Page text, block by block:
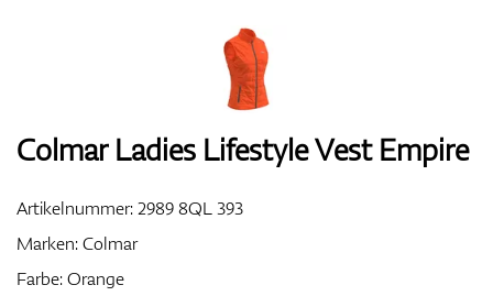
Bags
Colmar Ladies Lifestyle Vest Empire
Artikelnummer:2989 8QL 393
Marken:Colmar
Farbe: Orange